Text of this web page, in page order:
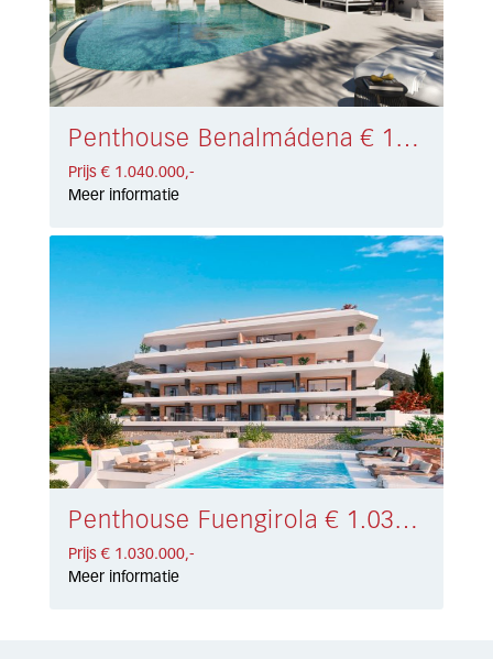
Penthouse Benalmádena € 1.040.000,-
Prijs € 1.040.000,-
Meer informatie
Penthouse Fuengirola € 1.030.000,-
Prijs € 1.030.000,-
Meer informatie